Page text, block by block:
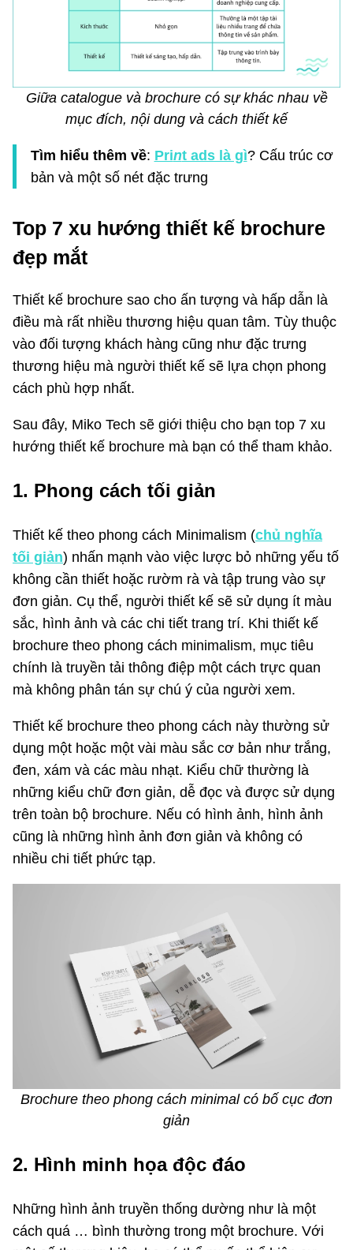
Giữa catalogue và brochure có sự khác nhau về
mục đích, nội dung và cách thiết kế
Tìm hiểu thêm về: Print ads là gì? Cấu trúc cơ
bản và một số nét đặc trưng
Top 7 xu hướng thiết kế brochure
đẹp mắt
Thiết kế brochure sao cho ấn tượng và hấp dẫn là
điều mà rất nhiều thương hiệu quan tâm. Tùy thuộc
vào đối tượng khách hàng cũng như đặc trưng
thương hiệu mà người thiết kế sẽ lựa chọn phong
cách phù hợp nhất.
Sau đây, Miko Tech sẽ giới thiệu cho bạn top 7 xu
hướng thiết kế brochure mà bạn có thể tham khảo.
1. Phong cách tối giản
Thiết kế theo phong cách Minimalism (chủ nghĩa
tối giản) nhấn mạnh vào việc lược bỏ những yếu tố
không cần thiết hoặc rườm rà và tập trung vào sự
đơn giản. Cụ thể, người thiết kế sẽ sử dụng ít màu
sắc, hình ảnh và các chi tiết trang trí. Khi thiết kế
brochure theo phong cách minimalism, mục tiêu
chính là truyền tải thông điệp một cách trực quan
mà không phân tán sự chú ý của người xem.
Thiết kế brochure theo phong cách này thường sử
dụng một hoặc một vài màu sắc cơ bản như trắng,
đen, xám và các màu nhạt. Kiểu chữ thường là
những kiểu chữ đơn giản, dễ đọc và được sử dụng
trên toàn bộ brochure. Nếu có hình ảnh, hình ảnh
cũng là những hình ảnh đơn giản và không có
nhiều chi tiết phức tạp.
Brochure theo phong cách minimal có bố cục đơn
giản
2. Hình minh họa độc đáo
Những hình ảnh truyền thống dường như là một
cách quá … bình thường trong một brochure. Với